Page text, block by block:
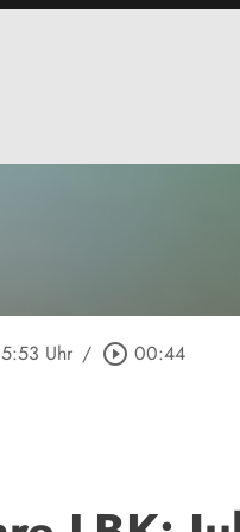
Uhr / play_circle_outline 00:44